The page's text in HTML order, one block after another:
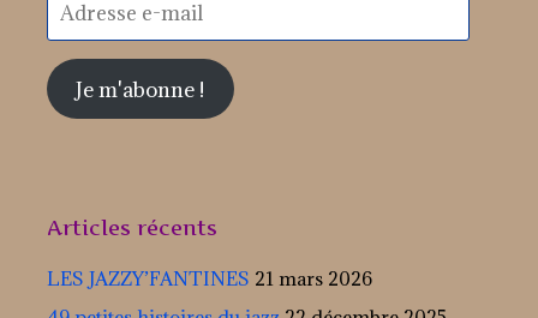
e-
Je m'abonne !
Articles récents
LES JAZZY’FANTINES 21 mars 2026